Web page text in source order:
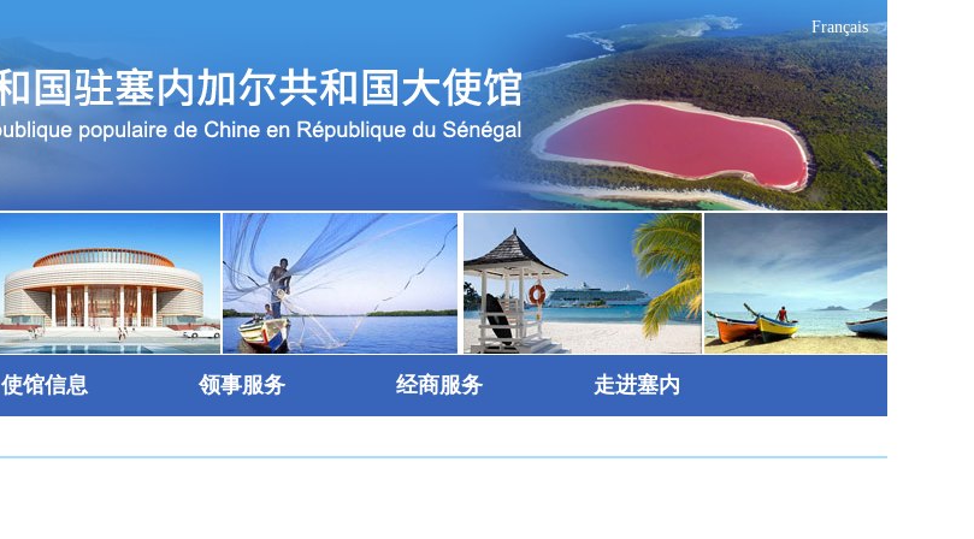
Français
使馆信息 领事服务 经商服务 走进塞内